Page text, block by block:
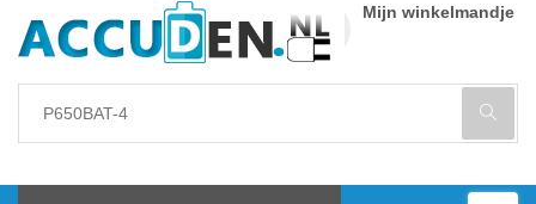
Mijn winkelmandje